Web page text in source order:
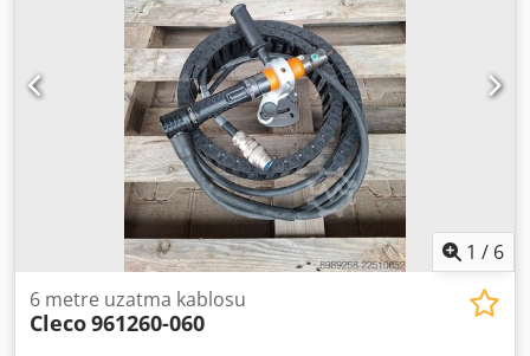
1 / 6
6 metre uzatma kablosu
Cleco961260-060